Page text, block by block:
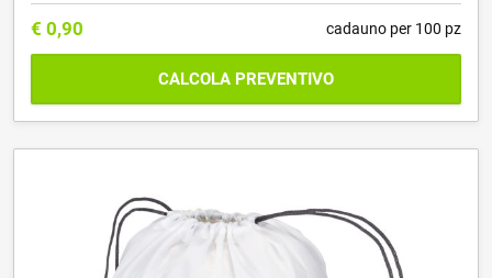
€ 0,90 cadauno per 100 pz
CALCOLA PREVENTIVO